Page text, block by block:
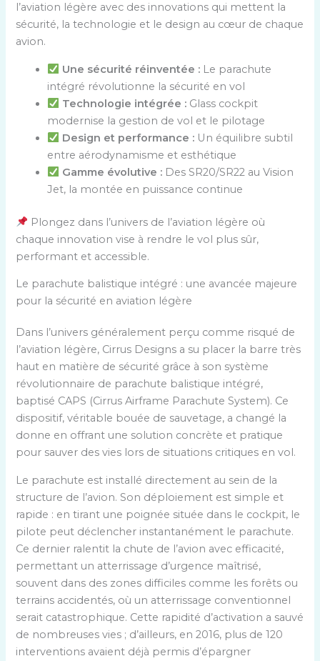
l’aviation légère avec des innovations qui mettent la
sécurité, la technologie et le design au cœur de chaque
avion.
Une sécurité réinventée :Le parachute
intégré révolutionne la sécurité en vol
Technologie intégrée :Glass cockpit
modernise la gestion de vol et le pilotage
Design et performance :Un équilibre subtil
entre aérodynamisme et esthétique
Gamme évolutive :Des SR20/SR22 au Vision
Jet, la montée en puissance continue
Plongez dans l’univers de l’aviation légère où
chaque innovation vise à rendre le vol plus sûr,
performant et accessible.
Le parachute balistique intégré : une avancée majeure
pour la sécurité en aviation légère
Dans l’univers généralement perçu comme risqué de
l’aviation légère, Cirrus Designs a su placer la barre très
haut en matière de sécurité grâce à son système
révolutionnaire de parachute balistique intégré,
baptisé CAPS (Cirrus Airframe Parachute System). Ce
dispositif, véritable bouée de sauvetage, a changé la
donne en offrant une solution concrète et pratique
pour sauver des vies lors de situations critiques en vol.
Le parachute est installé directement au sein de la
structure de l’avion. Son déploiement est simple et
rapide : en tirant une poignée située dans le cockpit, le
pilote peut déclencher instantanément le parachute.
Ce dernier ralentit la chute de l’avion avec efficacité,
permettant un atterrissage d’urgence maîtrisé,
souvent dans des zones difficiles comme les forêts ou
terrains accidentés, où un atterrissage conventionnel
serait catastrophique. Cette rapidité d’activation a sauvé
de nombreuses vies ; d’ailleurs, en 2016, plus de 120
interventions avaient déjà permis d’épargner